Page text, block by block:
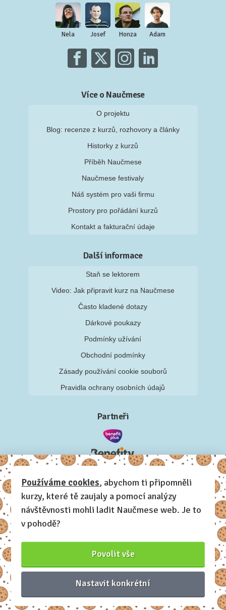
Nela Josef Honza Adam
Více o Naučmese
O projektu
Blog: recenze z kurzů, rozhovory a články
Historky z kurzů
Příběh Naučmese
Naučmese festivaly
Náš systém pro vaši firmu
Prostory pro pořádání kurzů
Kontakt a fakturační údaje
Další informace
Staň se lektorem
Video: Jak připravit kurz na Naučmese
Často kladené dotazy
Dárkové poukazy
Podmínky užívání
Obchodní podmínky
Zásady používání cookie souborů
Pravidla ochrany osobních údajů
Partneři
Naučmese, 2012-2026.
Sdílíme dovednosti, offline i online.
Používáme cookies, abychom ti připomněli
kurzy, které tě zaujaly a pomocí analýzy
návštěvnosti mohli ladit Naučmese web. Je to
v pohodě?
Povolit vše
Nastavit konkrétní